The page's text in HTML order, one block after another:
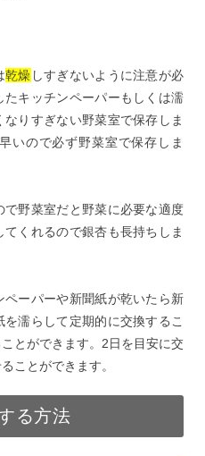
乾燥 しすぎないように注意が必
キッチンペーパーもしくは濡
りすぎない野菜室で保存しま
いので必ず野菜室で保存しま
野菜室だと野菜に必要な適度
くれるので銀杏も長持ちしま
ーパーや新聞紙が乾いたら新
濡らして定期的に交換するこ
とができます。2日を目安に交
ことができます。
る方法